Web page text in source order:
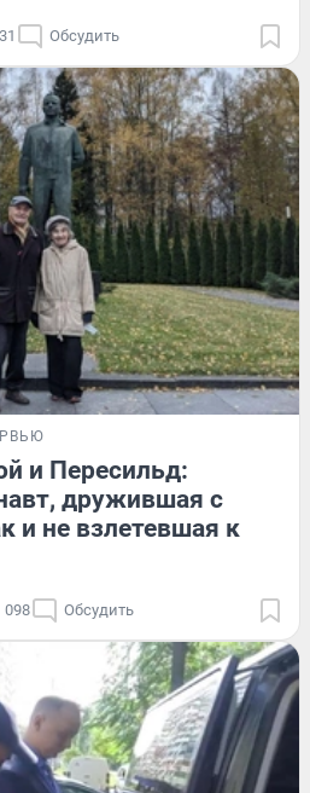
Обсудить
и Пересильд:
дружившая с
и не взлетевшая к
098 Обсудить